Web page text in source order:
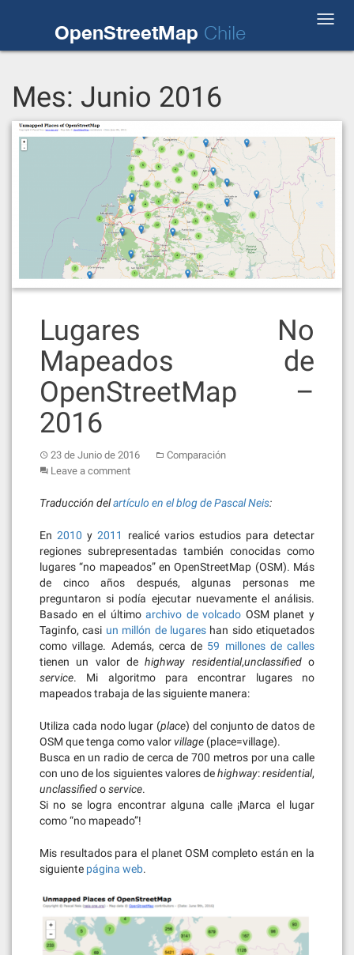
OpenStreetMap Chile
Mes: Junio 2016
Lugares No
Mapeados de
OpenStreetMap –
2016
23 de Junio de 2016
Comparación
Leave a comment
Traducción delartículo en el blog de Pascal Neis:
En2010 y2011
realicé varios estudios para detectar
regiones subrepresentadas también conocidas como
lugares “no mapeados” en OpenStreetMap (OSM). Más
de cinco años después, algunas personas me
preguntaron si podía ejecutar nuevamente el análisis.
Basado en el últimoarchivo de volcado OSM planet y
Taginfo, casi un millón de lugareshan sido etiquetados
como village. Además, cerca de 59 millones de calles
tienen un valor dehighway residential,unclassifiedo
service. Mi algoritmo para encontrar lugares no
mapeados trabaja de las siguiente manera:
Utiliza cada nodo lugar (place) del conjunto de datos de
OSM que tenga como valor village (place=village).
Busca en un radio de cerca de 700 metros por una calle
con uno de los siguientes valores dehighway:residential,
unclassifiedoservice.
Si no se logra encontrar alguna calle ¡Marca el lugar
como “no mapeado”!
Mis resultados para el planet OSM completo están en la
siguiente página web.